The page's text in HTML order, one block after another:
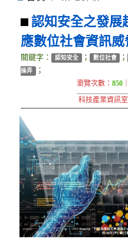
認知安全之發展
應數位社會資訊
關鍵字： 認知安全 ； 數位社會 ；
操弄 ；
瀏覽次數：850
科技產業資訊